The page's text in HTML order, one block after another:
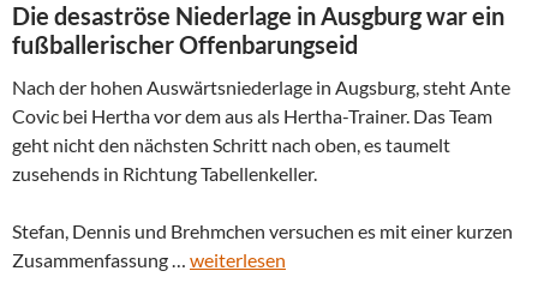
Die desaströse Niederlage in Ausgburg war ein
fußballerischer Offenbarungseid
Nach der hohen Auswärtsniederlage in Augsburg, steht Ante
Covic bei Hertha vor dem aus als Hertha-Trainer. Das Team
geht nicht den nächsten Schritt nach oben, es taumelt
zusehends in Richtung Tabellenkeller.
Stefan, Dennis und Brehmchen versuchen es mit einer kurzen
Zusammenfassung … weiterlesen